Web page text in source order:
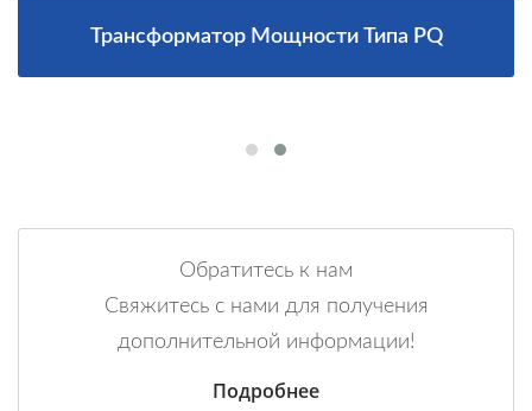
Трансформатор Мощности Типа PQ
Обратитесь к нам
Свяжитесь с нами для получения
дополнительной информации!
Подробнее